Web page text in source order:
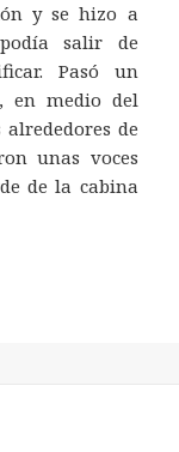
y se hizo a
salir de
Pasó un
en medio del
de
unas voces
de la cabina